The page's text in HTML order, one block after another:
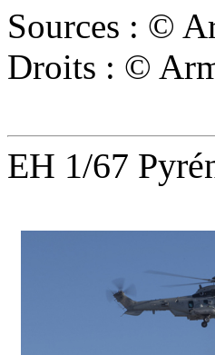
Sources : ©
Droits : ©
EH 1/67